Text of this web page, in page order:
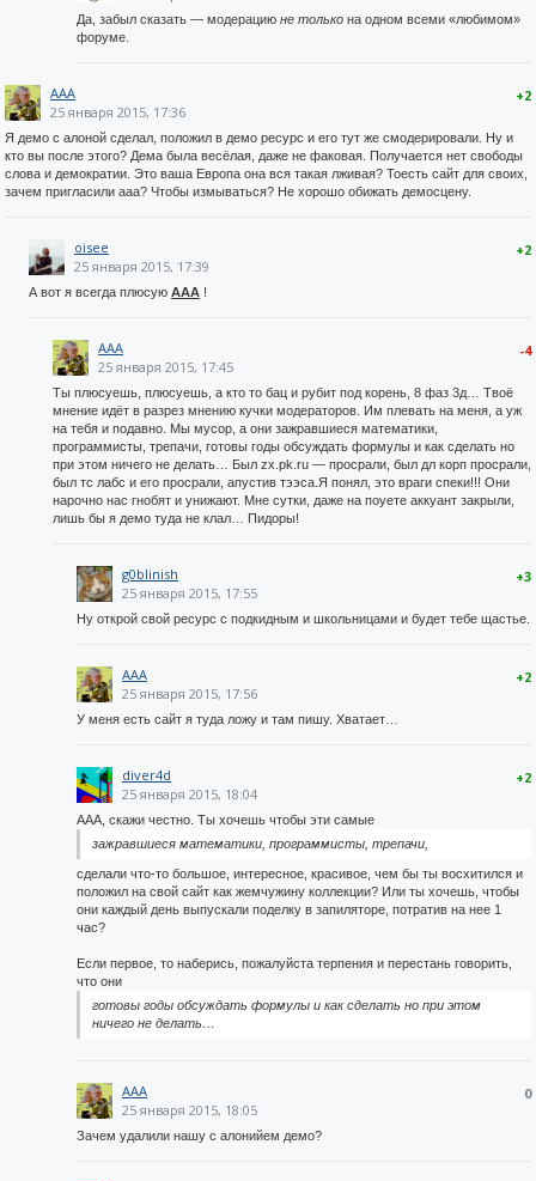
Да, забыл сказать — модерацию не только на одном всеми «любимом»
форуме.
+2
AAA
25 января 2015, 17:36
Я демо с алоной сделал, положил в демо ресурс и его тут же смодерировали. Ну и
кто вы после этого? Дема была весёлая, даже не факовая. Получается нет свободы
слова и демократии. Это ваша Европа она вся такая лживая? Тоесть сайт для своих,
зачем пригласили ааа? Чтобы измываться? Не хорошо обижать демосцену.
+2
oisee
25 января 2015, 17:39
А вот я всегда плюсую AAA !
-4
AAA
25 января 2015, 17:45
Ты плюсуешь, плюсуешь, а кто то бац и рубит под корень, 8 фаз 3д… Твоё
мнение идёт в разрез мнению кучки модераторов. Им плевать на меня, а уж
на тебя и подавно. Мы мусор, а они зажравшиеся математики,
программисты, трепачи, готовы годы обсуждать формулы и как сделать но
при этом ничего не делать… Был zx.pk.ru — просрали, был дл корп просрали,
был тс лабс и его просрали, апустив тээса.Я понял, это враги спеки!!! Они
нарочно нас гнобят и унижают. Мне сутки, даже на поуете аккуант закрыли,
лишь бы я демо туда не клал… Пидоры!
+3
g0blinish
25 января 2015, 17:55
Ну открой свой ресурс с подкидным и школьницами и будет тебе щастье.
+2
AAA
25 января 2015, 17:56
У меня есть сайт я туда ложу и там пишу. Хватает…
+2
diver4d
25 января 2015, 18:04
ААА, скажи честно. Ты хочешь чтобы эти самые
зажравшиеся математики, программисты, трепачи,
сделали что-то большое, интересное, красивое, чем бы ты восхитился и
положил на свой сайт как жемчужину коллекции? Или ты хочешь, чтобы
они каждый день выпускали поделку в запиляторе, потратив на нее 1
час?
Если первое, то наберись, пожалуйста терпения и перестань говорить,
что они
готовы годы обсуждать формулы и как сделать но при этом
ничего не делать…
0
AAA
25 января 2015, 18:05
Зачем удалили нашу с алонийем демо?